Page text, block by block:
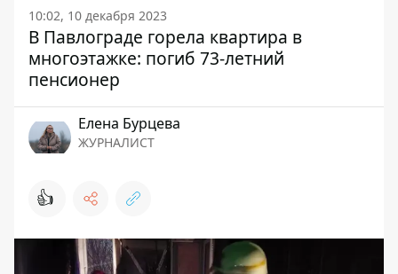
10:02, 10 декабря 2023
В Павлограде горела квартира в
многоэтажке: погиб 73-летний
пенсионер
Елена Бурцева
ЖУРНАЛИСТ
👍